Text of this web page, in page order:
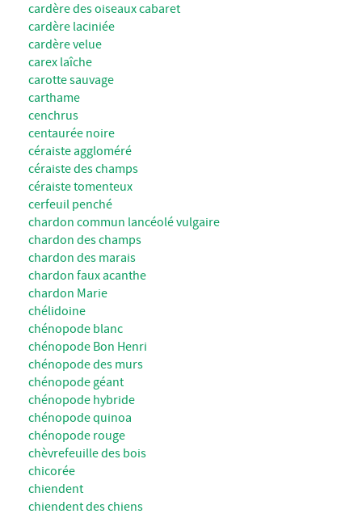
cardère des oiseaux cabaret
cardère laciniée
cardère velue
carex laîche
carotte sauvage
carthame
cenchrus
centaurée noire
céraiste aggloméré
céraiste des champs
céraiste tomenteux
cerfeuil penché
chardon commun lancéolé vulgaire
chardon des champs
chardon des marais
chardon faux acanthe
chardon Marie
chélidoine
chénopode blanc
chénopode Bon Henri
chénopode des murs
chénopode géant
chénopode hybride
chénopode quinoa
chénopode rouge
chèvrefeuille des bois
chicorée
chiendent
chiendent des chiens